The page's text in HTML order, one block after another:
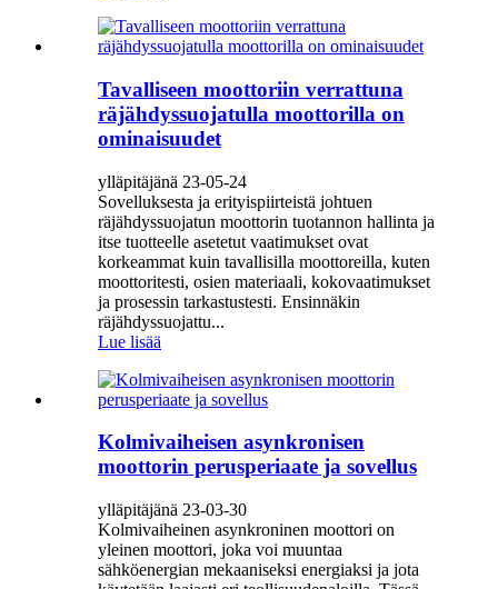
Tavalliseen moottoriin verrattuna
räjähdyssuojatulla moottorilla on
ominaisuudet
ylläpitäjänä 23-05-24
Sovelluksesta ja erityispiirteistä johtuen
räjähdyssuojatun moottorin tuotannon hallinta ja
itse tuotteelle asetetut vaatimukset ovat
korkeammat kuin tavallisilla moottoreilla, kuten
moottoritesti, osien materiaali, kokovaatimukset
ja prosessin tarkastustesti. Ensinnäkin
räjähdyssuojattu...
Lue lisää
Kolmivaiheisen asynkronisen
moottorin perusperiaate ja sovellus
ylläpitäjänä 23-03-30
Kolmivaiheinen asynkroninen moottori on
yleinen moottori, joka voi muuntaa
sähköenergian mekaaniseksi energiaksi ja jota